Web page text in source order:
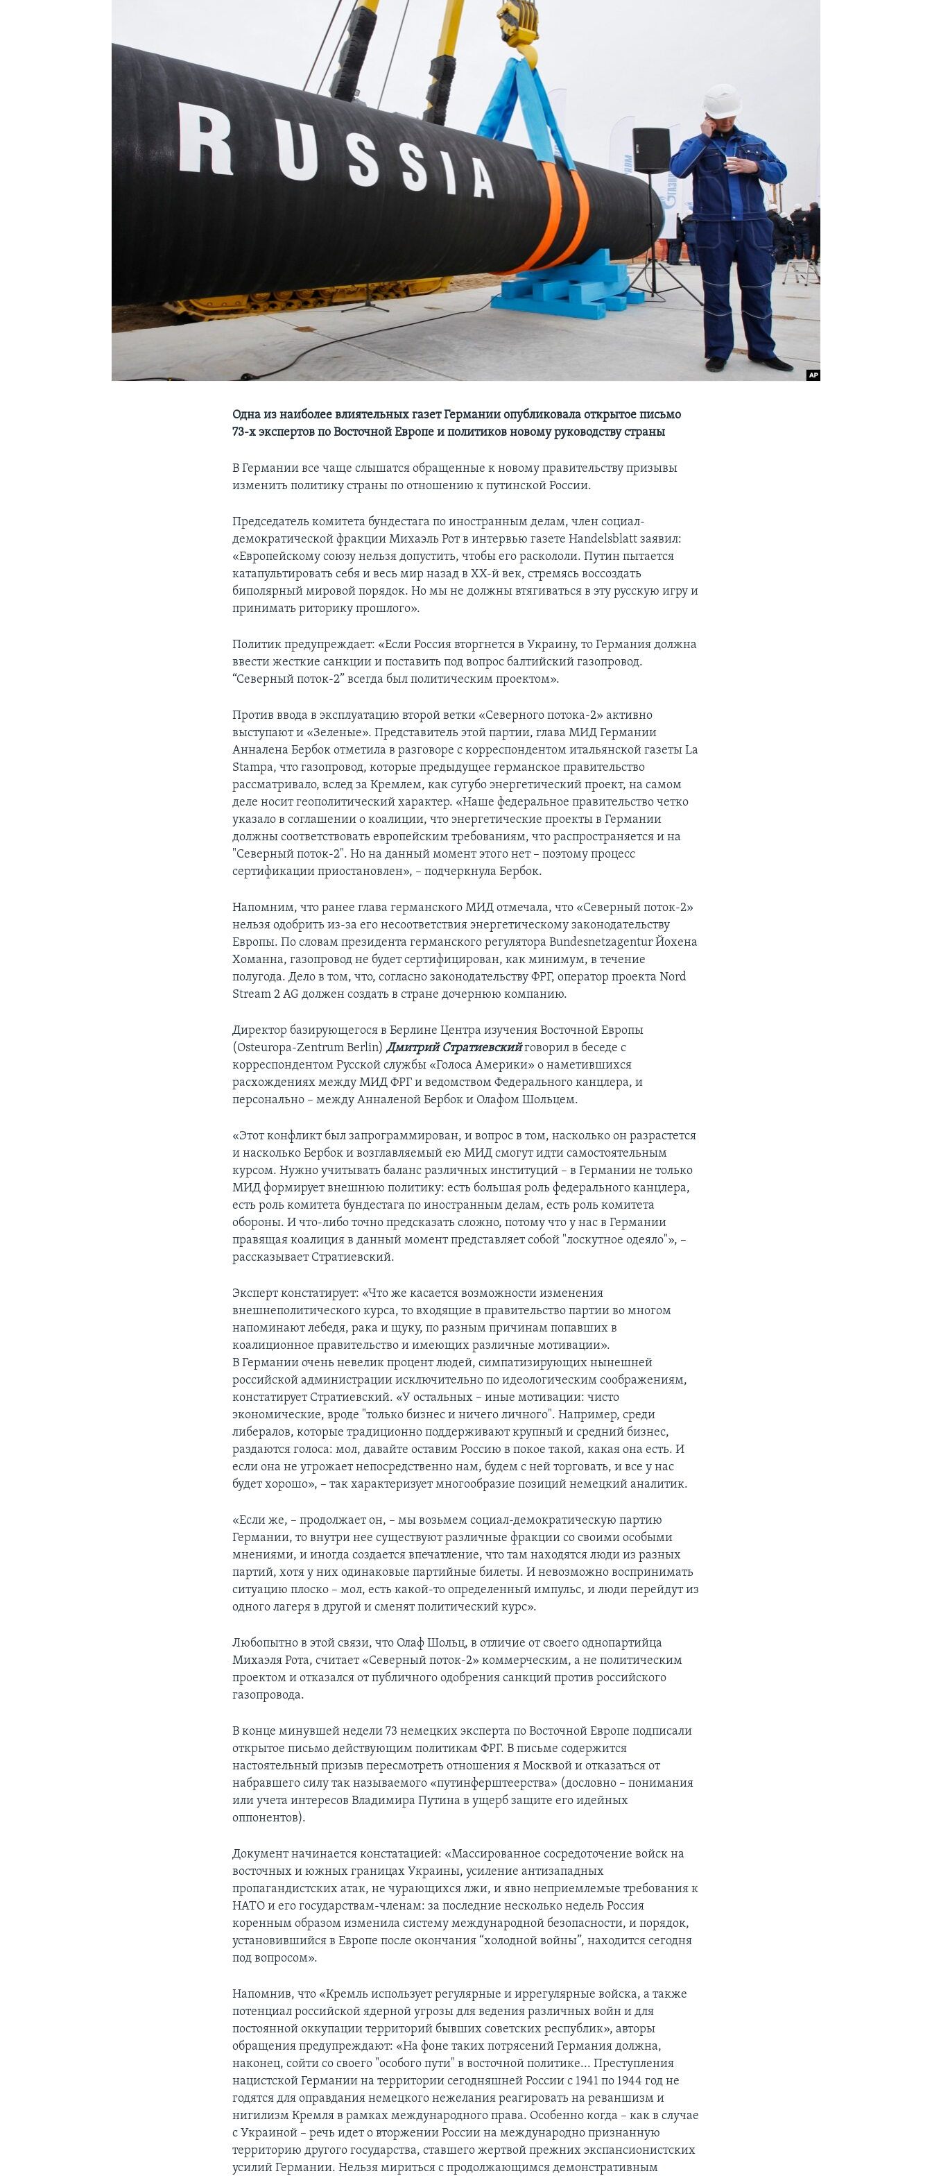
Одна из наиболее влиятельных газет Германии опубликовала открытое письмо
73-х экспертов по Восточной Европе и политиков новому руководству страны
В Германии все чаще слышатся обращенные к новому правительству призывы
изменить политику страны по отношению к путинской России.
Председатель комитета бундестага по иностранным делам, член социал-
демократической фракции Михаэль Рот в интервью газете Handelsblatt заявил:
«Европейскому союзу нельзя допустить, чтобы его раскололи. Путин пытается
катапультировать себя и весь мир назад в ХХ-й век, стремясь воссоздать
биполярный мировой порядок. Но мы не должны втягиваться в эту русскую игру и
принимать риторику прошлого».
Политик предупреждает: «Если Россия вторгнется в Украину, то Германия должна
ввести жесткие санкции и поставить под вопрос балтийский газопровод.
“Северный поток-2” всегда был политическим проектом».
Против ввода в эксплуатацию второй ветки «Северного потока-2» активно
выступают и «Зеленые». Представитель этой партии, глава МИД Германии
Анналена Бербок отметила в разговоре с корреспондентом итальянской газеты La
Stampa, что газопровод, которые предыдущее германское правительство
рассматривало, вслед за Кремлем, как сугубо энергетический проект, на самом
деле носит геополитический характер. «Наше федеральное правительство четко
указало в соглашении о коалиции, что энергетические проекты в Германии
должны соответствовать европейским требованиям, что распространяется и на
"Северный поток-2". Но на данный момент этого нет – поэтому процесс
сертификации приостановлен», – подчеркнула Бербок.
Напомним, что ранее глава германского МИД отмечала, что «Северный поток-2»
нельзя одобрить из-за его несоответствия энергетическому законодательству
Европы. По словам президента германского регулятора Bundesnetzagentur Йохена
Хоманна, газопровод не будет сертифицирован, как минимум, в течение
полугода. Дело в том, что, согласно законодательству ФРГ, оператор проекта Nord
Stream 2 AG должен создать в стране дочернюю компанию.
Директор базирующегося в Берлине Центра изучения Восточной Европы
(Osteuropa-Zentrum Berlin)Дмитрий Стратиевскийговорил в беседе с
корреспондентом Русской службы «Голоса Америки» о наметившихся
расхождениях между МИД ФРГ и ведомством Федерального канцлера, и
персонально – между Анналеной Бербок и Олафом Шольцем.
«Этот конфликт был запрограммирован, и вопрос в том, насколько он разрастется
и насколько Бербок и возглавляемый ею МИД смогут идти самостоятельным
курсом. Нужно учитывать баланс различных институций – в Германии не только
МИД формирует внешнюю политику: есть большая роль федерального канцлера,
есть роль комитета бундестага по иностранным делам, есть роль комитета
обороны. И что-либо точно предсказать сложно, потому что у нас в Германии
правящая коалиция в данный момент представляет собой "лоскутное одеяло"», –
рассказывает Стратиевский.
Эксперт констатирует: «Что же касается возможности изменения
внешнеполитического курса, то входящие в правительство партии во многом
напоминают лебедя, рака и щуку, по разным причинам попавших в
коалиционное правительство и имеющих различные мотивации».
В Германии очень невелик процент людей, симпатизирующих нынешней
российской администрации исключительно по идеологическим соображениям,
констатирует Стратиевский. «У остальных – иные мотивации: чисто
экономические, вроде "только бизнес и ничего личного". Например, среди
либералов, которые традиционно поддерживают крупный и средний бизнес,
раздаются голоса: мол, давайте оставим Россию в покое такой, какая она есть. И
если она не угрожает непосредственно нам, будем с ней торговать, и все у нас
будет хорошо», – так характеризует многообразие позиций немецкий аналитик.
«Если же, – продолжает он, – мы возьмем социал-демократическую партию
Германии, то внутри нее существуют различные фракции со своими особыми
мнениями, и иногда создается впечатление, что там находятся люди из разных
партий, хотя у них одинаковые партийные билеты. И невозможно воспринимать
ситуацию плоско – мол, есть какой-то определенный импульс, и люди перейдут из
одного лагеря в другой и сменят политический курс».
Любопытно в этой связи, что Олаф Шольц, в отличие от своего однопартийца
Михаэля Рота, считает «Северный поток-2» коммерческим, а не политическим
проектом и отказался от публичного одобрения санкций против российского
газопровода.
В конце минувшей недели 73 немецких эксперта по Восточной Европе подписали
открытое письмо действующим политикам ФРГ. В письме содержится
настоятельный призыв пересмотреть отношения я Москвой и отказаться от
набравшего силу так называемого «путинферштеерства» (дословно – понимания
или учета интересов Владимира Путина в ущерб защите его идейных
оппонентов).
Документ начинается констатацией: «Массированное сосредоточение войск на
восточных и южных границах Украины, усиление антизападных
пропагандистских атак, не чурающихся лжи, и явно неприемлемые требования к
НАТО и его государствам-членам: за последние несколько недель Россия
коренным образом изменила систему международной безопасности, и порядок,
установившийся в Европе после окончания “холодной войны”, находится сегодня
под вопросом».
Напомнив, что «Кремль использует регулярные и иррегулярные войска, а также
потенциал российской ядерной угрозы для ведения различных войн и для
постоянной оккупации территорий бывших советских республик», авторы
обращения предупреждают: «На фоне таких потрясений Германия должна,
наконец, сойти со своего "особого пути" в восточной политике... Преступления
нацистской Германии на территории сегодняшней России с 1941 по 1944 год не
годятся для оправдания немецкого нежелания реагировать на реваншизм и
нигилизм Кремля в рамках международного права. Особенно когда – как в случае
с Украиной – речь идет о вторжении России на международно признанную
территорию другого государства, ставшего жертвой прежних экспансионистских
усилий Германии. Нельзя мириться с продолжающимся демонстративным